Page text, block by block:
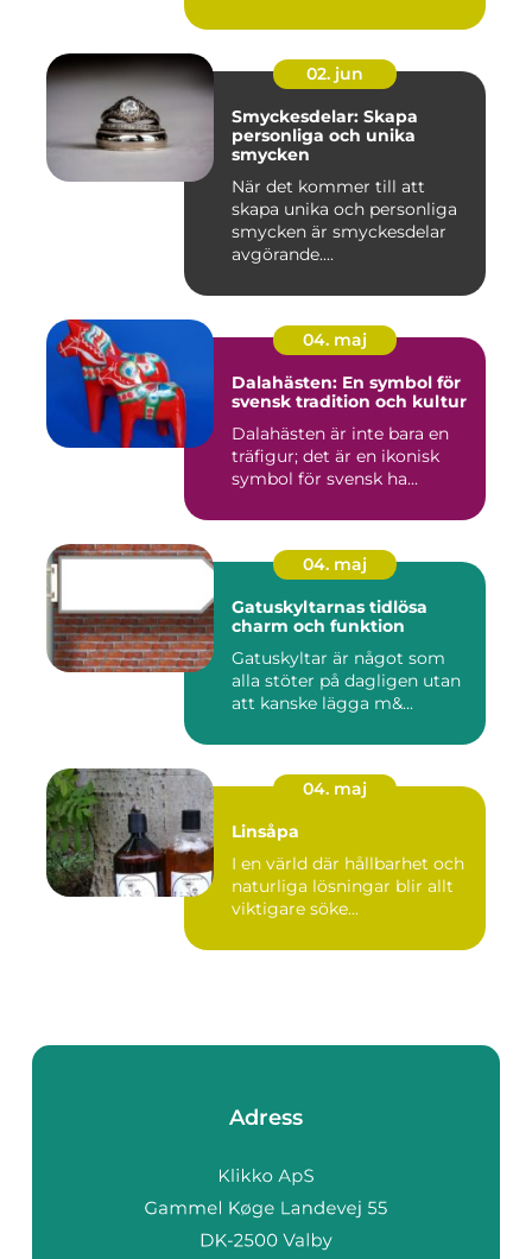
02. jun
Smyckesdelar: Skapa
personliga och unika
smycken
När det kommer till att
skapa unika och personliga
smycken är smyckesdelar
avgörande....
04. maj
Dalahästen: En symbol för
svensk tradition och kultur
Dalahästen är inte bara en
träfigur; det är en ikonisk
symbol för svensk ha...
04. maj
Gatuskyltarnas tidlösa
charm och funktion
Gatuskyltar är något som
alla stöter på dagligen utan
att kanske lägga m&...
04. maj
Linsåpa
I en värld där hållbarhet och
naturliga lösningar blir allt
viktigare söke...
Adress